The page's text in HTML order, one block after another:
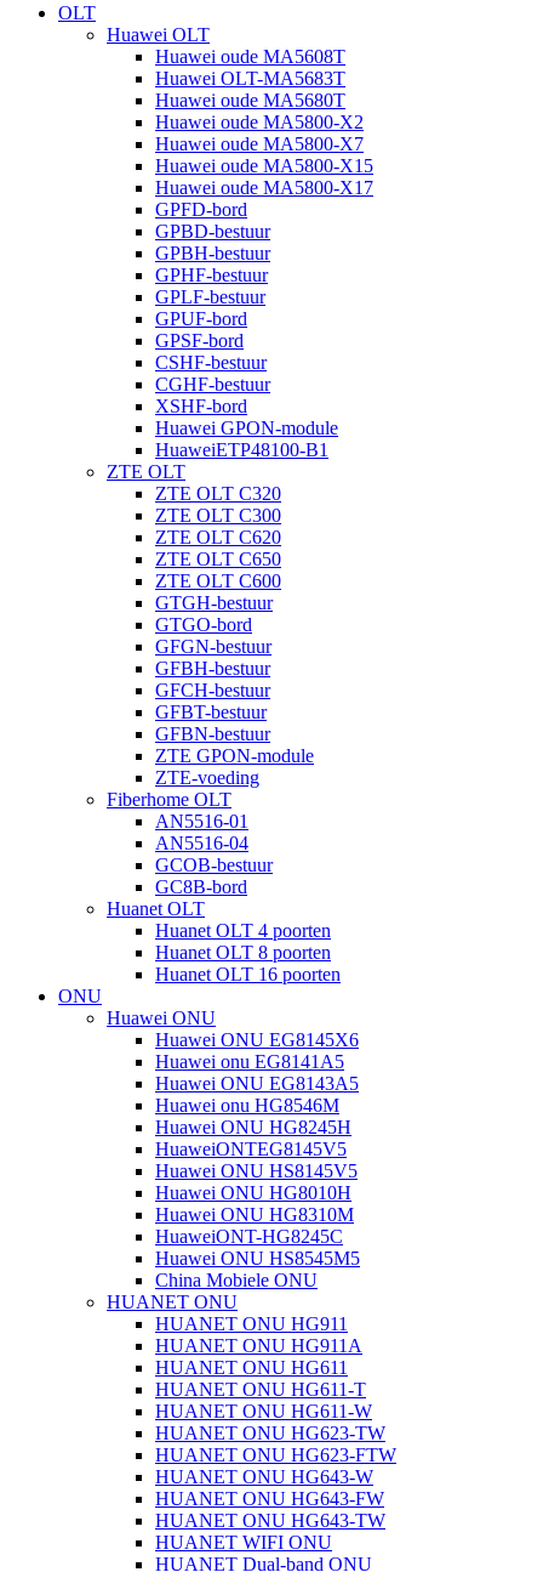
OLT
Huawei OLT
Huawei oude MA5608T
Huawei OLT-MA5683T
Huawei oude MA5680T
Huawei oude MA5800-X2
Huawei oude MA5800-X7
Huawei oude MA5800-X15
Huawei oude MA5800-X17
GPFD-bord
GPBD-bestuur
GPBH-bestuur
GPHF-bestuur
GPLF-bestuur
GPUF-bord
GPSF-bord
CSHF-bestuur
CGHF-bestuur
XSHF-bord
Huawei GPON-module
HuaweiETP48100-B1
ZTE OLT
ZTE OLT C320
ZTE OLT C300
ZTE OLT C620
ZTE OLT C650
ZTE OLT C600
GTGH-bestuur
GTGO-bord
GFGN-bestuur
GFBH-bestuur
GFCH-bestuur
GFBT-bestuur
GFBN-bestuur
ZTE GPON-module
ZTE-voeding
Fiberhome OLT
AN5516-01
AN5516-04
GCOB-bestuur
GC8B-bord
Huanet OLT
Huanet OLT 4 poorten
Huanet OLT 8 poorten
Huanet OLT 16 poorten
ONU
Huawei ONU
Huawei ONU EG8145X6
Huawei onu EG8141A5
Huawei ONU EG8143A5
Huawei onu HG8546M
Huawei ONU HG8245H
HuaweiONTEG8145V5
Huawei ONU HS8145V5
Huawei ONU HG8010H
Huawei ONU HG8310M
HuaweiONT-HG8245C
Huawei ONU HS8545M5
China Mobiele ONU
HUANET ONU
HUANET ONU HG911
HUANET ONU HG911A
HUANET ONU HG611
HUANET ONU HG611-T
HUANET ONU HG611-W
HUANET ONU HG623-TW
HUANET ONU HG623-FTW
HUANET ONU HG643-W
HUANET ONU HG643-FW
HUANET ONU HG643-TW
HUANET WIFI ONU
HUANET Dual-band ONU